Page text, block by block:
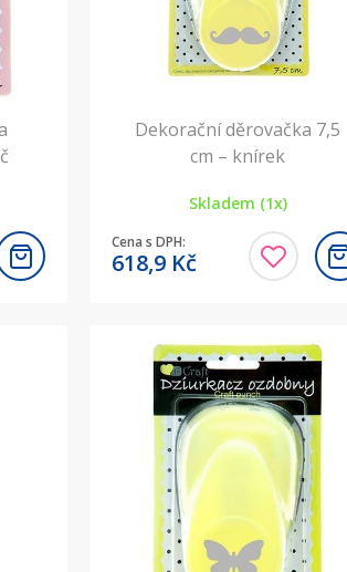
Dekorační děrovačka 7,5
cm – knírek
Skladem (1x)
Cena s DPH:
618,9 Kč